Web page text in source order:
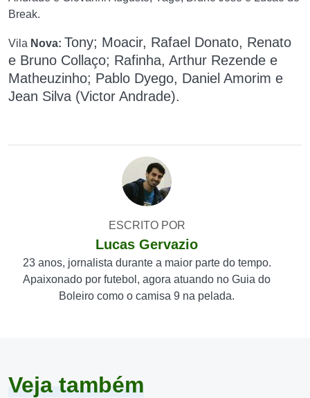
Break.
Vila Nova: Tony; Moacir, Rafael Donato, Renato
e Bruno Collaço; Rafinha, Arthur Rezende e
Matheuzinho; Pablo Dyego, Daniel Amorim e
Jean Silva (Victor Andrade).
ESCRITO POR
Lucas Gervazio
23 anos, jornalista durante a maior parte do tempo.
Apaixonado por futebol, agora atuando no Guia do
Boleiro como o camisa 9 na pelada.
Veja também